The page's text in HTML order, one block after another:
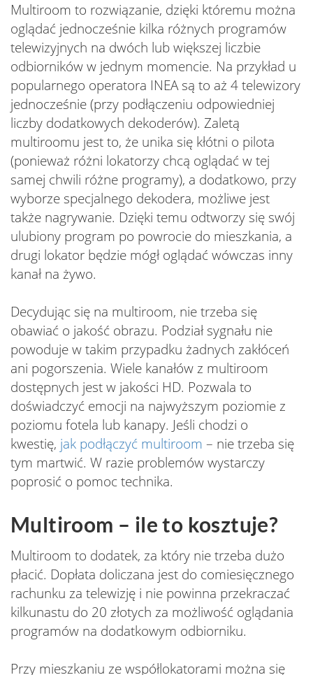
Multiroom to rozwiązanie, dzięki któremu można
oglądać jednocześnie kilka różnych programów
telewizyjnych na dwóch lub większej liczbie
odbiorników w jednym momencie. Na przykład u
popularnego operatora INEA są to aż 4 telewizory
jednocześnie (przy podłączeniu odpowiedniej
liczby dodatkowych dekoderów). Zaletą
multiroomu jest to, że unika się kłótni o pilota
(ponieważ różni lokatorzy chcą oglądać w tej
samej chwili różne programy), a dodatkowo, przy
wyborze specjalnego dekodera, możliwe jest
także nagrywanie. Dzięki temu odtworzy się swój
ulubiony program po powrocie do mieszkania, a
drugi lokator będzie mógł oglądać wówczas inny
kanał na żywo.
Decydując się na multiroom, nie trzeba się
obawiać o jakość obrazu. Podział sygnału nie
powoduje w takim przypadku żadnych zakłóceń
ani pogorszenia. Wiele kanałów z multiroom
dostępnych jest w jakości HD. Pozwala to
doświadczyć emocji na najwyższym poziomie z
poziomu fotela lub kanapy. Jeśli chodzi o
kwestię, jak podłączyć multiroom – nie trzeba się
tym martwić. W razie problemów wystarczy
poprosić o pomoc technika.
Multiroom – ile to kosztuje?
Multiroom to dodatek, za który nie trzeba dużo
płacić. Dopłata doliczana jest do comiesięcznego
rachunku za telewizję i nie powinna przekraczać
kilkunastu do 20 złotych za możliwość oglądania
programów na dodatkowym odbiorniku.
Przy mieszkaniu ze współlokatorami można się